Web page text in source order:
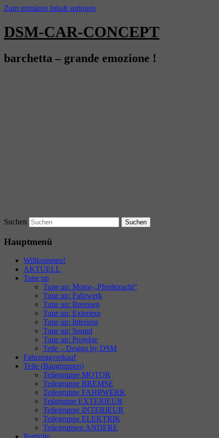
Zum primären Inhalt springen
DSM-CAR-CONCEPT
barchetta – grande emozione !
Suchen
Hauptmenü
Willkommen!
AKTUELL
Tune up
Tune up: Motor-„Pferdezucht“
Tune up: Fahrwerk
Tune up: Bremsen
Tune up: Exterieur
Tune up: Interieur
Tune up: Sound
Tune up: Projekte
Teile – Design by DSM
Fahrzeugverkauf
Teile (Baugruppen)
Teilegruppe MOTOR
Teilegruppe BREMSE
Teilegruppe FAHRWERK
Teilgruppe EXTERIEUR
Teilegruppe INTERIEUR
Teilegruppe ELEKTRIK
Teilegruppen ANDERE